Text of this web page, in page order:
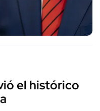
el histórico